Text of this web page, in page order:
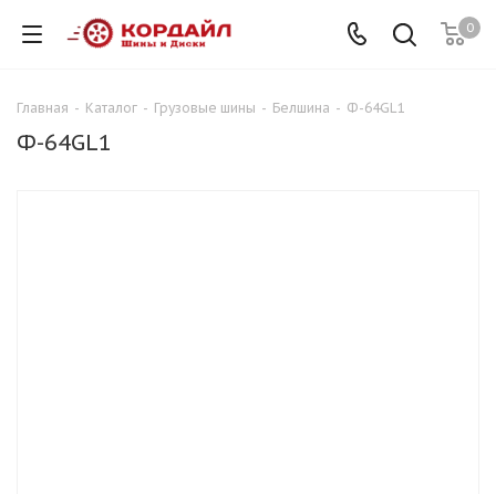
0
Главная - Каталог - Грузовые шины - Белшина - Ф-64GL1
Ф-64GL1